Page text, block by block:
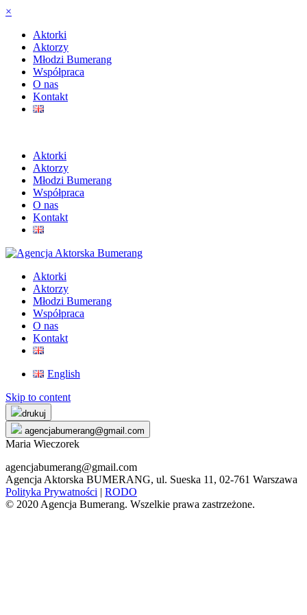
×
Aktorki
Aktorzy
Młodzi Bumerang
Współpraca
O nas
Kontakt
Aktorki
Aktorzy
Młodzi Bumerang
Współpraca
O nas
Kontakt
Aktorki
Aktorzy
Młodzi Bumerang
Współpraca
O nas
Kontakt
English
Skip to content
drukuj
agencjabumerang@gmail.com
Maria Wieczorek
agencjabumerang@gmail.com
Agencja Aktorska BUMERANG, ul. Sueska 11, 02-761 Warszawa
Polityka Prywatności | RODO
© 2020 Agencja Bumerang. Wszelkie prawa zastrzeżone.